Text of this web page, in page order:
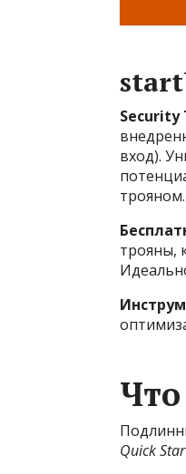
Security
вход).
трояном.
трояны,
Quick